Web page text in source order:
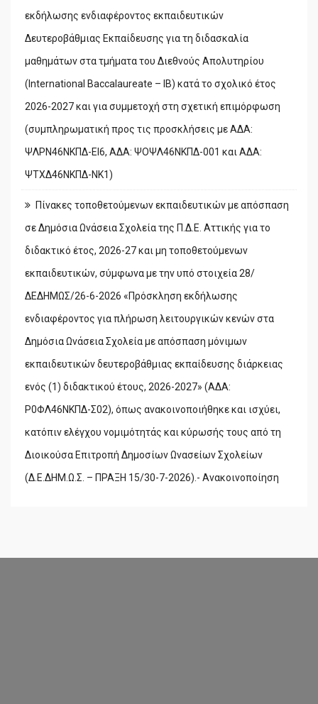
εκδήλωσης ενδιαφέροντος εκπαιδευτικών
Δευτεροβάθμιας Εκπαίδευσης για τη διδασκαλία
μαθημάτων στα τμήματα του Διεθνούς Απολυτηρίου
(International Baccalaureate – IB) κατά το σχολικό έτος
2026-2027 και για συμμετοχή στη σχετική επιμόρφωση
(συμπληρωματική προς τις προσκλήσεις με ΑΔΑ:
ΨΛΡΝ46ΝΚΠΔ-ΕΙ6, ΑΔΑ: ΨΟΨΛ46ΝΚΠΔ-001 και ΑΔΑ:
ΨΤΧΔ46ΝΚΠΔ-ΝΚ1)
Πίνακες τοποθετούμενων εκπαιδευτικών με απόσπαση
σε Δημόσια Ωνάσεια Σχολεία της Π.Δ.Ε. Αττικής για το
διδακτικό έτος, 2026-27 και μη τοποθετούμενων
εκπαιδευτικών, σύμφωνα με την υπό στοιχεία 28/
ΔΕΔΗΜΩΣ/26-6-2026 «Πρόσκληση εκδήλωσης
ενδιαφέροντος για πλήρωση λειτουργικών κενών στα
Δημόσια Ωνάσεια Σχολεία με απόσπαση μόνιμων
εκπαιδευτικών δευτεροβάθμιας εκπαίδευσης διάρκειας
ενός (1) διδακτικού έτους, 2026-2027» (ΑΔΑ:
Ρ0ΦΛ46ΝΚΠΔ-Σ02), όπως ανακοινοποιήθηκε και ισχύει,
κατόπιν ελέγχου νομιμότητάς και κύρωσής τους από τη
Διοικούσα Επιτροπή Δημοσίων Ωνασείων Σχολείων
(Δ.Ε.ΔΗΜ.Ω.Σ. – ΠΡΑΞΗ 15/30-7-2026).- Ανακοινοποίηση